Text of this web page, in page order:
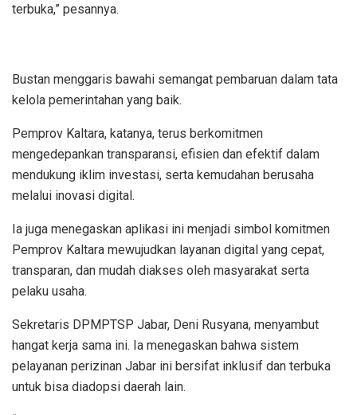
terbuka,” pesannya.
Bustan menggaris bawahi semangat pembaruan dalam tata
kelola pemerintahan yang baik.
Pemprov Kaltara, katanya, terus berkomitmen
mengedepankan transparansi, efisien dan efektif dalam
mendukung iklim investasi, serta kemudahan berusaha
melalui inovasi digital.
Ia juga menegaskan aplikasi ini menjadi simbol komitmen
Pemprov Kaltara mewujudkan layanan digital yang cepat,
transparan, dan mudah diakses oleh masyarakat serta
pelaku usaha.
Sekretaris DPMPTSP Jabar, Deni Rusyana, menyambut
hangat kerja sama ini. Ia menegaskan bahwa sistem
pelayanan perizinan Jabar ini bersifat inklusif dan terbuka
untuk bisa diadopsi daerah lain.